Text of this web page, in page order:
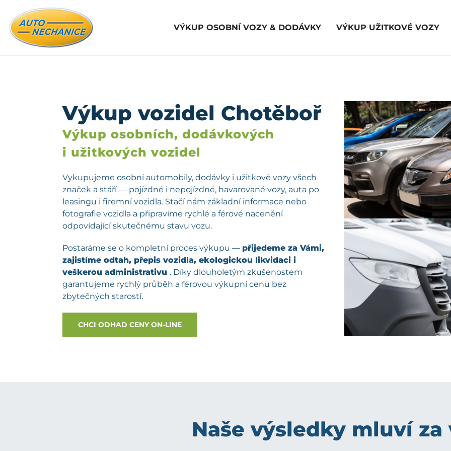
VÝKUP OSOBNÍ VOZY & DODÁVKY VÝKUP UŽITKOVÉ VOZY
Výkup vozidel Chotěboř
Výkup osobních, dodávkových
i užitkových vozidel
Vykupujeme osobní automobily, dodávky i užitkové vozy všech
značek a stáří — pojízdné i nepojízdné, havarované vozy, auta po
leasingu i firemní vozidla. Stačí nám základní informace nebo
fotografie vozidla a připravíme rychlé a férové nacenění
odpovídající skutečnému stavu vozu.
Postaráme se o kompletní proces výkupu — přijedeme za Vámi,
zajistíme odtah, přepis vozidla, ekologickou likvidaci i
veškerou administrativu . Díky dlouholetým zkušenostem
garantujeme rychlý průběh a férovou výkupní cenu bez
zbytečných starostí.
CHCI ODHAD CENY ON-LINE
Naše výsledky mluví za